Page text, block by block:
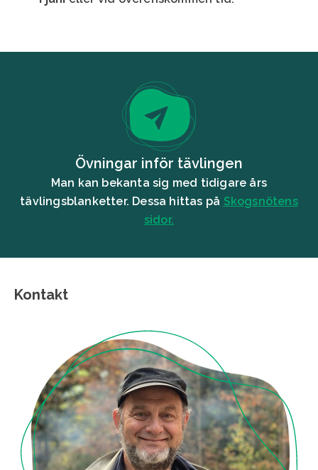
Övningar inför tävlingen
Man kan bekanta sig med tidigare års
tävlingsblanketter. Dessa hittas på Skogsnötens
sidor.
Kontakt